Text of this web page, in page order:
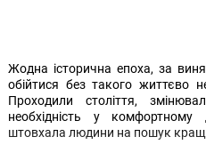
Жодна історична епоха, за
обійтися без такого життєво
Проходили століття,
необхідність у
штовхала людини на пошук